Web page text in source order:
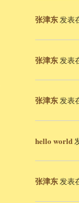
张津东发表
张津东发表
张津东发表
hello world
张津东发表